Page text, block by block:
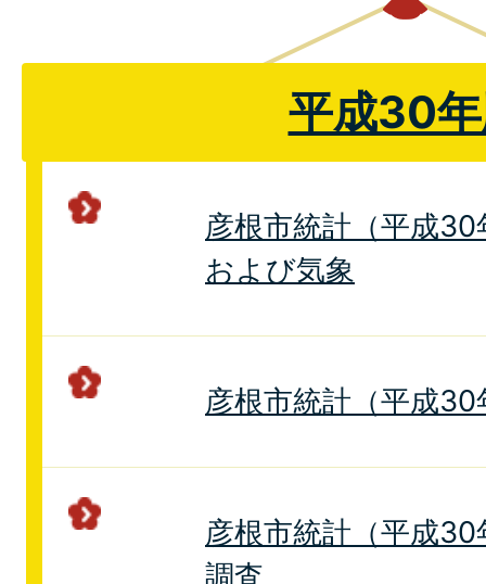
平成30
彦根市統計（平成
および気象
彦根市統計（平成
彦根市統計（平成
調査